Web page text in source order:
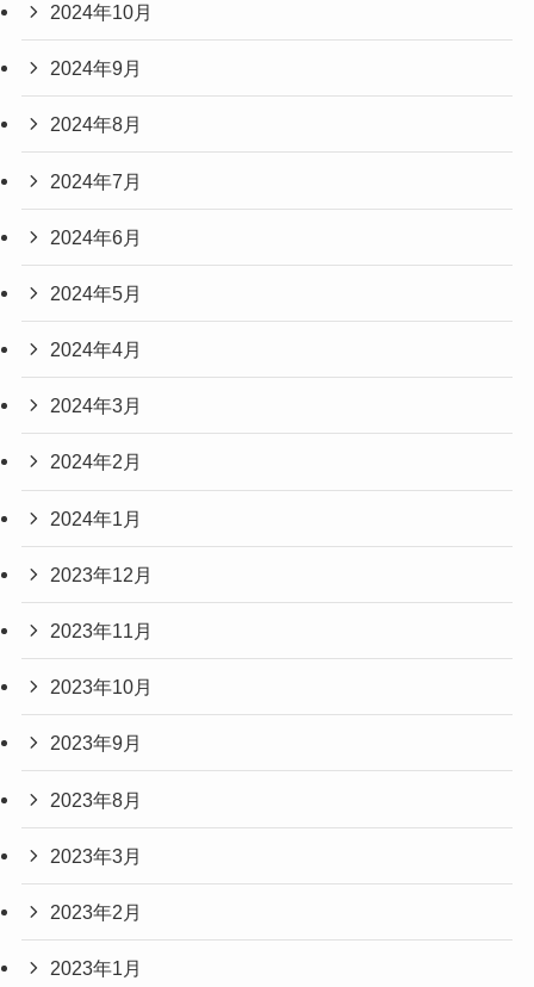
2024年10月
2024年9月
2024年8月
2024年7月
2024年6月
2024年5月
2024年4月
2024年3月
2024年2月
2024年1月
2023年12月
2023年11月
2023年10月
2023年9月
2023年8月
2023年3月
2023年2月
2023年1月